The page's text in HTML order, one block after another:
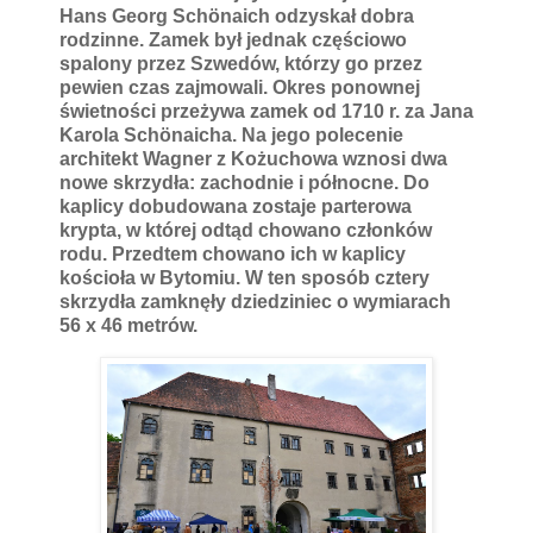
Hans Georg Schönaich odzyskał dobra
rodzinne. Zamek był jednak częściowo
spalony przez Szwedów, którzy go przez
pewien czas zajmowali. Okres ponownej
świetności przeżywa zamek od 1710 r. za Jana
Karola Schönaicha. Na jego polecenie
architekt Wagner z Kożuchowa wznosi dwa
nowe skrzydła: zachodnie i północne. Do
kaplicy dobudowana zostaje parterowa
krypta, w której odtąd chowano członków
rodu. Przedtem chowano ich w kaplicy
kościoła w Bytomiu. W ten sposób cztery
skrzydła zamknęły dziedziniec o wymiarach
56 x 46 metrów.